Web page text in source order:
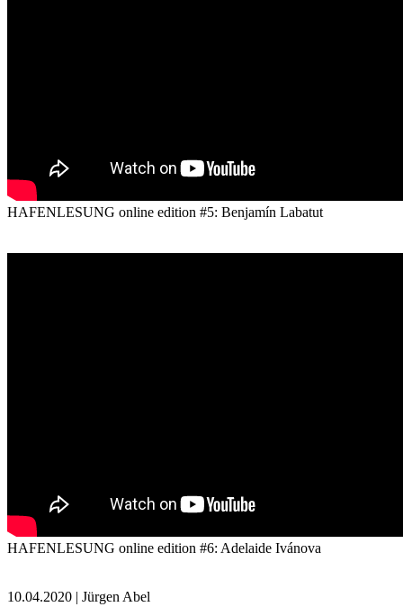
HAFENLESUNG online edition #5: Benjamín Labatut
HAFENLESUNG online edition #6: Adelaide Ivánova
10.04.2020 | Jürgen Abel